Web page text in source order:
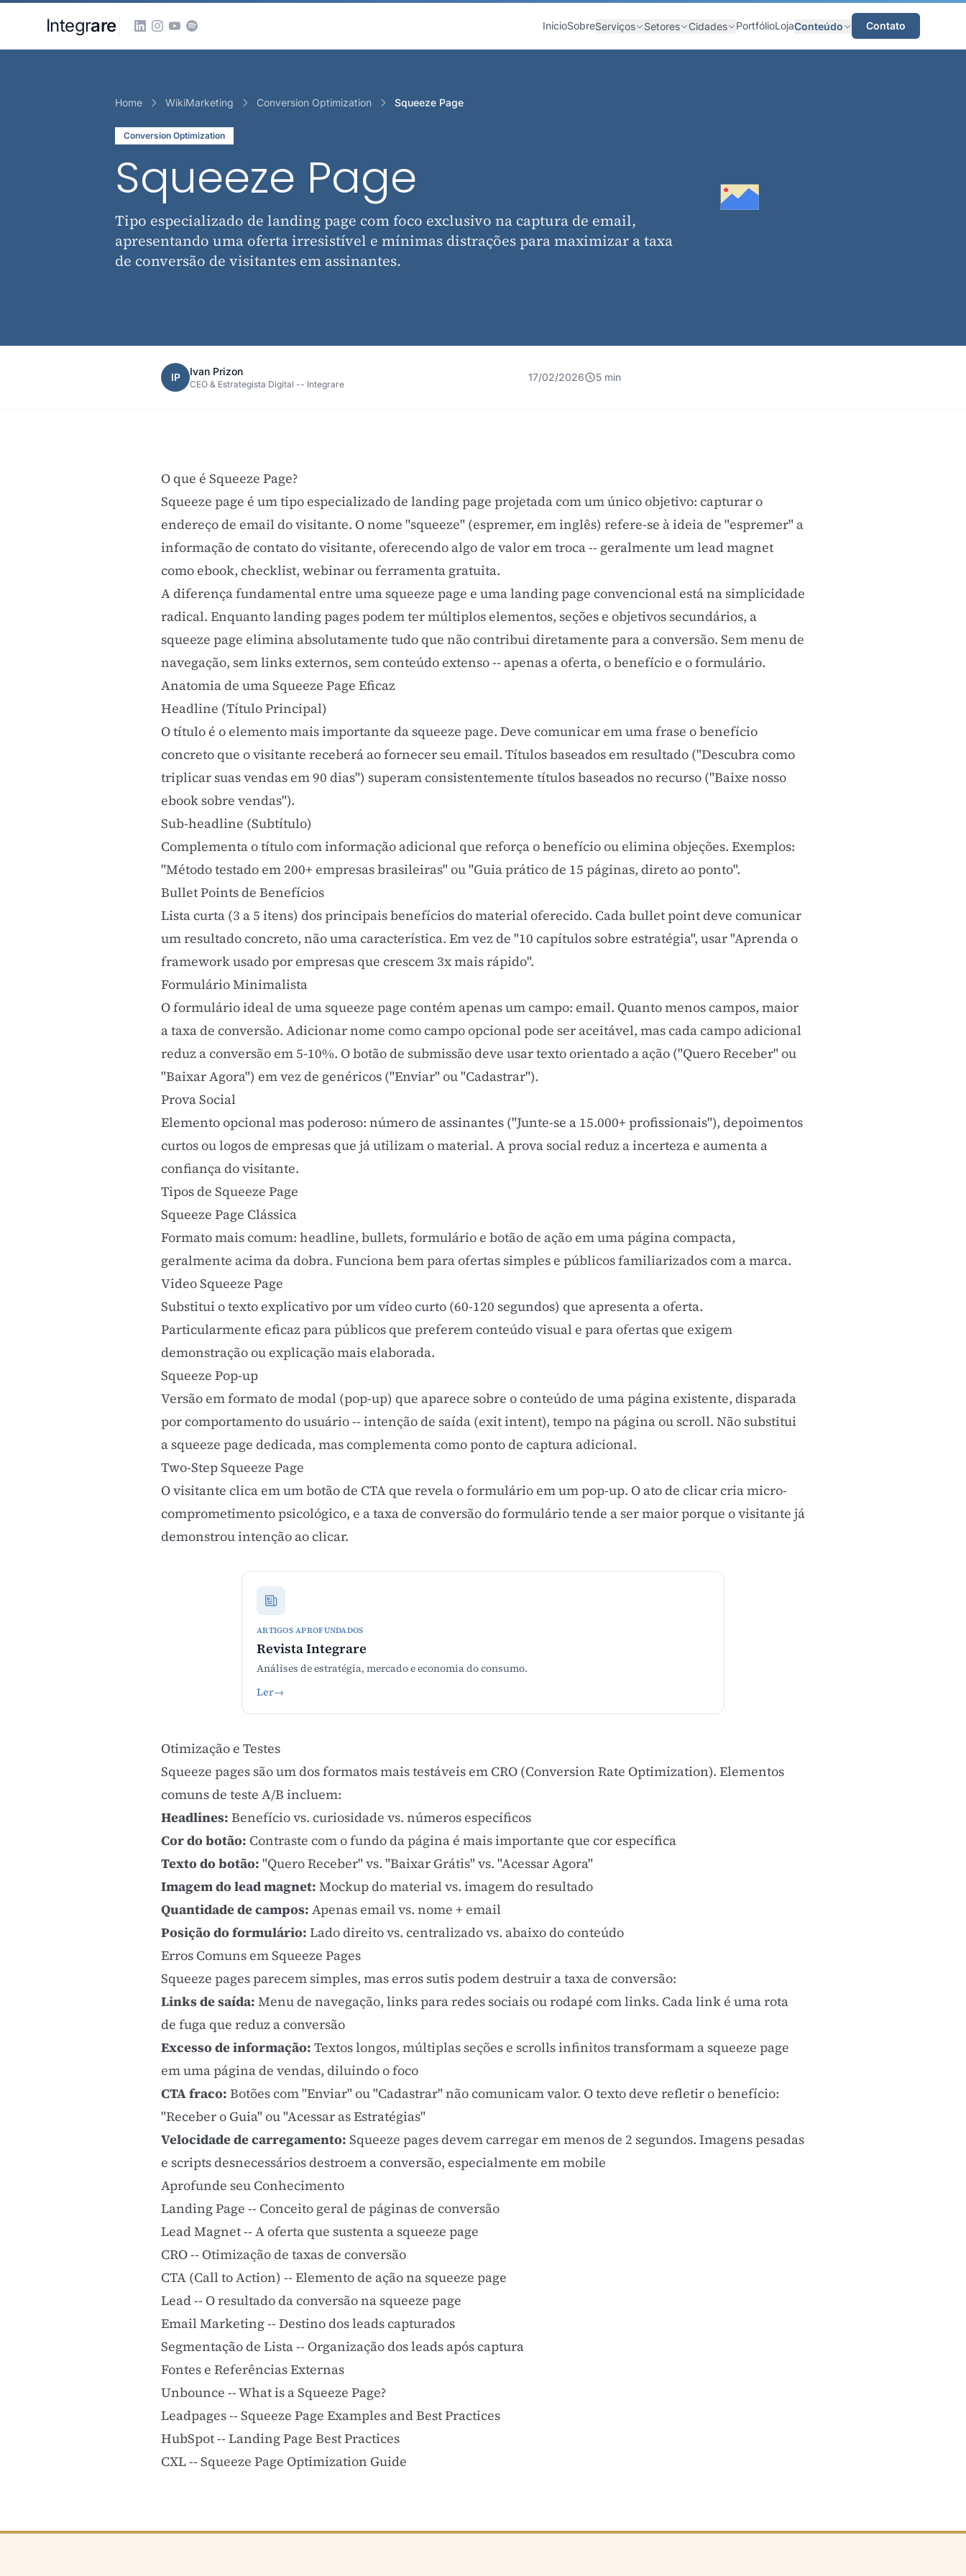
Integrare InícioSobreServiços Setores Cidades PortfólioLojaConteúdo Contato
Home WikiMarketing Conversion Optimization Squeeze Page
Conversion Optimization
Squeeze Page
Tipo especializado de landing page com foco exclusivo na captura de email,
apresentando uma oferta irresistível e mínimas distrações para maximizar a taxa
de conversão de visitantes em assinantes.
IP Ivan Prizon
CEO & Estrategista Digital -- Integrare
17/02/2026 5 min
O que é Squeeze Page?
Squeeze page é um tipo especializado de landing page projetada com um único objetivo: capturar o
endereço de email do visitante. O nome "squeeze" (espremer, em inglês) refere-se à ideia de "espremer" a
informação de contato do visitante, oferecendo algo de valor em troca -- geralmente umlead magnet
como ebook, checklist, webinarou ferramenta gratuita.
A diferença fundamental entre uma squeeze page e umalanding page convencional está na simplicidade
radical. Enquanto landing pages podem ter múltiplos elementos, seções e objetivos secundários, a
squeeze page elimina absolutamente tudo que não contribui diretamente para a conversão. Sem menu de
navegação, sem links externos, sem conteúdo extenso -- apenas a oferta, o benefício e o formulário.
Anatomia de uma Squeeze Page Eficaz
Headline (Título Principal)
O título é o elemento mais importante da squeeze page. Deve comunicar em uma frase o benefício
concreto que o visitante receberá ao fornecer seu email. Títulos baseados em resultado ("Descubra como
triplicar suas vendas em 90 dias") superam consistentemente títulos baseados no recurso ("Baixe nosso
ebook sobre vendas").
Sub-headline (Subtítulo)
Complementa o título com informação adicional que reforça o benefício ou elimina objeções. Exemplos:
"Método testado em 200+ empresas brasileiras" ou "Guia prático de 15 páginas, direto ao ponto".
Bullet Points de Benefícios
Lista curta (3 a 5 itens) dos principais benefícios do material oferecido. Cada bullet point deve comunicar
um resultado concreto, não uma característica. Em vez de "10 capítulos sobre estratégia", usar "Aprenda o
framework usado por empresas que crescem 3x mais rápido".
Formulário Minimalista
O formulário ideal de uma squeeze page contém apenas um campo: email. Quanto menos campos, maior
ataxa de conversão. Adicionar nome como campo opcional pode ser aceitável, mas cada campo adicional
reduz a conversão em 5-10%. O botão de submissão deve usar texto orientado a ação ("Quero Receber" ou
"Baixar Agora") em vez de genéricos ("Enviar" ou "Cadastrar").
Prova Social
Elemento opcional mas poderoso: número de assinantes ("Junte-se a 15.000+ profissionais"), depoimentos
curtos ou logos de empresas que já utilizam o material. Aprova socialreduz a incerteza e aumenta a
confiança do visitante.
Tipos de Squeeze Page
Squeeze Page Clássica
Formato mais comum: headline, bullets, formulário e botão de ação em uma página compacta,
geralmente acima da dobra. Funciona bem para ofertas simples e públicos familiarizados com a marca.
Video Squeeze Page
Substitui o texto explicativo por um vídeo curto (60-120 segundos) que apresenta a oferta.
Particularmente eficaz para públicos que preferem conteúdo visual e para ofertas que exigem
demonstração ou explicação mais elaborada.
Squeeze Pop-up
Versão em formato de modal (pop-up) que aparece sobre o conteúdo de uma página existente, disparada
por comportamento do usuário -- intenção de saída (exit intent), tempo na página ou scroll. Não substitui
a squeeze page dedicada, mas complementa como ponto de captura adicional.
Two-Step Squeeze Page
O visitante clica em um botão de CTAque revela o formulário em um pop-up. O ato de clicar cria micro-
comprometimento psicológico, e a taxa de conversão do formulário tende a ser maior porque o visitante já
demonstrou intenção ao clicar.
ARTIGOS APROFUNDADOS
Revista Integrare
Análises de estratégia, mercado e economia do consumo.
Ler→
Otimização e Testes
Squeeze pages são um dos formatos mais testáveis em CRO (Conversion Rate Optimization). Elementos
comuns de teste A/B incluem:
Headlines: Benefício vs. curiosidade vs. números específicos
Cor do botão: Contraste com o fundo da página é mais importante que cor específica
Texto do botão: "Quero Receber" vs. "Baixar Grátis" vs. "Acessar Agora"
Imagem dolead magnet: Mockup do material vs. imagem do resultado
Quantidade de campos: Apenas email vs. nome + email
Posição do formulário: Lado direito vs. centralizado vs. abaixo do conteúdo
Erros Comuns em Squeeze Pages
Squeeze pages parecem simples, mas erros sutis podem destruir a taxa de conversão:
Links de saída: Menu de navegação, links para redes sociais ou rodapé com links. Cada link é uma rota
de fuga que reduz a conversão
Excesso de informação: Textos longos, múltiplas seções e scrolls infinitos transformam a squeeze page
em uma página de vendas, diluindo o foco
CTA fraco: Botões com "Enviar" ou "Cadastrar" não comunicam valor. O texto deve refletir o benefício:
"Receber o Guia" ou "Acessar as Estratégias"
Velocidade de carregamento: Squeeze pages devem carregar em menos de 2 segundos. Imagens pesadas
e scripts desnecessários destroem a conversão, especialmente em mobile
Aprofunde seu Conhecimento
Landing Page -- Conceito geral de páginas de conversão
Lead Magnet-- A oferta que sustenta a squeeze page
CRO-- Otimização de taxas de conversão
CTA (Call to Action) -- Elemento de ação na squeeze page
Lead-- O resultado da conversão na squeeze page
Email Marketing-- Destino dos leads capturados
Segmentação de Lista-- Organização dos leads após captura
Fontes e Referências Externas
Unbounce -- What is a Squeeze Page?
Leadpages -- Squeeze Page Examples and Best Practices
HubSpot -- Landing Page Best Practices
CXL -- Squeeze Page Optimization Guide